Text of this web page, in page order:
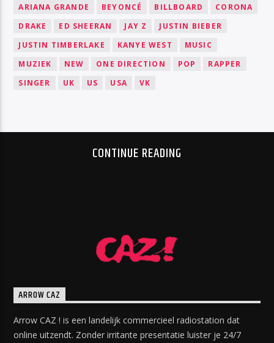
ARIANA GRANDE
BEYONCÉ BILLBOARD
CORONA
DRAKE
ED SHEERAN JAY Z
JUSTIN BIEBER
JUSTIN TIMBERLAKE
KANYE WEST
MUSIC
MUZIEK
NEW ONE DIRECTION POP
RAPPER
SINGER
UK US USA VK
CONTINUE READING
ARROW CAZ
Arrow CAZ ! is een landelijk commercieel radiostation dat
online uitzendt. Zonder irritante presentatie luister je 24/7